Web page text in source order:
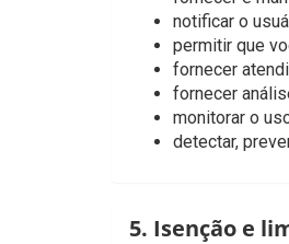
notificar o
permitir que
fornecer
fornecer
monitorar o
detectar,
5. Isenção e